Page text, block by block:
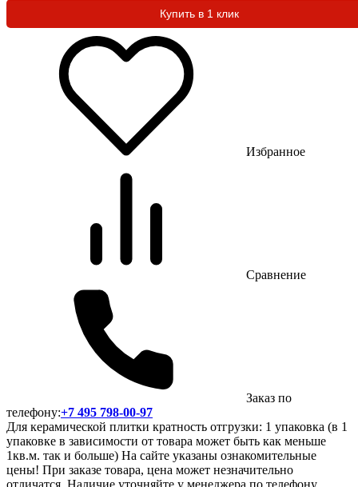
Купить в 1 клик
Избранное
Сравнение
Заказ по
телефону:+7 495 798-00-97
Для керамической плитки кратность отгрузки: 1 упаковка (в 1
упаковке в зависимости от товара может быть как меньше
1кв.м. так и больше) На сайте указаны ознакомительные
цены! При заказе товара, цена может незначительно
отличатся. Наличие уточняйте у менеджера по телефону